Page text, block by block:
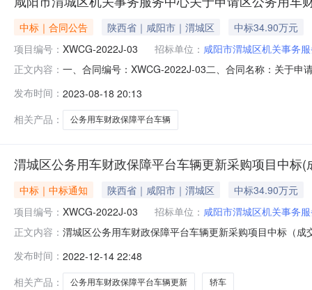
中标｜合同公告 陕西省｜咸阳市｜渭城区
中标34.90万元
项目编号： XWCG-2022J-03 招标单位： 咸阳市渭城区机关事务
正文内容： 一、合同编号：XWCG-2022J-03二、合同名称：关于申
区北上召汽车产业园18号联系方式：15991022125六、
发布时间： 2023-08-18 20:13
相关产品：
公务用车财政保障平台车辆
渭城区公务用车财政保障平台车辆更新采购项目中标(
中标｜中标通知 陕西省｜咸阳市｜渭城区
中标34.90万元
项目编号： XWCG-2022J-03 招标单位： 咸阳市渭城区机关事务
正文内容： 渭城区公务用车财政保障平台车辆更新采购项目中标（
349,000.00元四、主要标的信息合同包1(渭城区公务用
（单位）单价(元)总价
发布时间： 2022-12-14 22:48
相关产品：
公务用车财政保障平台车辆更新 轿车